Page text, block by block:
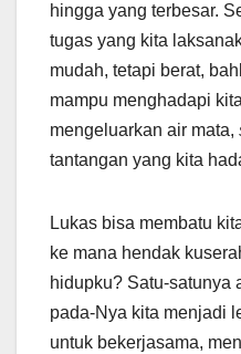
hingga yang terbesar.
tugas yang kita
mudah, tetapi berat,
mampu menghadapi
mengeluarkan air mata,
tantangan yang kita
Lukas bisa membatu
ke mana hendak
hidupku? Satu-satunya
pada-Nya kita menjadi
untuk bekerjasama,